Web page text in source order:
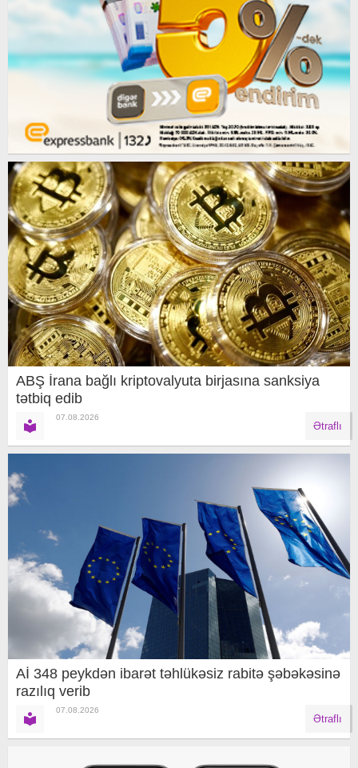
ABŞ İrana bağlı kriptovalyuta birjasına sanksiya
tətbiq edib
07.08.2026
Ətraflı
Aİ 348 peykdən ibarət təhlükəsiz rabitə şəbəkəsinə
razılıq verib
07.08.2026
Ətraflı